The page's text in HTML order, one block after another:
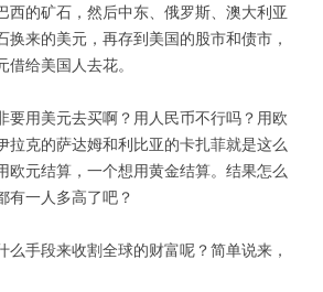
西的矿石，然后中东、俄罗斯、澳大利亚
换来的美元，再存到美国的股市和债市，
给美国人去花。
要用美元去买啊？用人民币不行吗？用欧
拉克的萨达姆和利比亚的卡扎菲就是这么
欧元结算，一个想用黄金结算。结果怎么
有一人多高了吧？
么手段来收割全球的财富呢？简单说来，